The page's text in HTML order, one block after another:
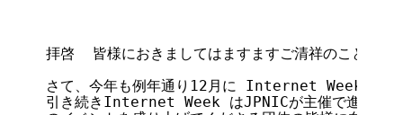
拝啓  皆様におきましてはますますご清祥のこととお
さて、今年も例年通り12月に Internet Week を開
引き続きInternet Week はJPNICが主催で進めて参